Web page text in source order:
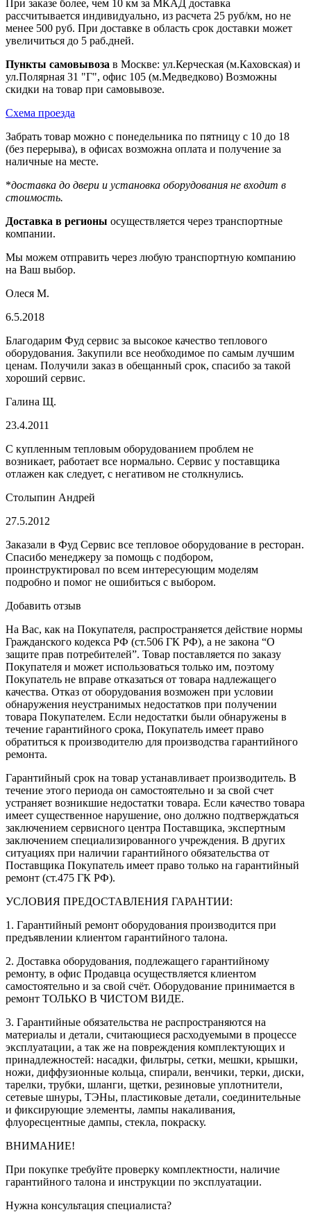
При заказе более, чем 10 км за МКАД доставка
рассчитывается индивидуально, из расчета 25 руб/км, но не
менее 500 руб. При доставке в область срок доставки может
увеличиться до 5 раб.дней.
Пункты самовывоза в Москве: ул.Керческая (м.Каховская) и
ул.Полярная 31 "Г", офис 105 (м.Медведково) Возможны
скидки на товар при самовывозе.
Схема проезда
Забрать товар можно с понедельника по пятницу с 10 до 18
(без перерыва), в офисах возможна оплата и получение за
наличные на месте.
*доставка до двери и установка оборудования не входит в
стоимость.
Доставка в регионы осуществляется через транспортные
компании.
Мы можем отправить через любую транспортную компанию
на Ваш выбор.
Олеся М.
6.5.2018
Благодарим Фуд сервис за высокое качество теплового
оборудования. Закупили все необходимое по самым лучшим
ценам. Получили заказ в обещанный срок, спасибо за такой
хороший сервис.
Галина Щ.
23.4.2011
С купленным тепловым оборудованием проблем не
возникает, работает все нормально. Сервис у поставщика
отлажен как следует, с негативом не столкнулись.
Столыпин Андрей
27.5.2012
Заказали в Фуд Сервис все тепловое оборудование в ресторан.
Спасибо менеджеру за помощь с подбором,
проинструктировал по всем интересующим моделям
подробно и помог не ошибиться с выбором.
Добавить отзыв
На Вас, как на Покупателя, распространяется действие нормы
Гражданского кодекса РФ (ст.506 ГК РФ), а не закона “О
защите прав потребителей”. Товар поставляется по заказу
Покупателя и может использоваться только им, поэтому
Покупатель не вправе отказаться от товара надлежащего
качества. Отказ от оборудования возможен при условии
обнаружения неустранимых недостатков при получении
товара Покупателем. Если недостатки были обнаружены в
течение гарантийного срока, Покупатель имеет право
обратиться к производителю для производства гарантийного
ремонта.
Гарантийный срок на товар устанавливает производитель. В
течение этого периода он самостоятельно и за свой счет
устраняет возникшие недостатки товара. Если качество товара
имеет существенное нарушение, оно должно подтверждаться
заключением сервисного центра Поставщика, экспертным
заключением специализированного учреждения. В других
ситуациях при наличии гарантийного обязательства от
Поставщика Покупатель имеет право только на гарантийный
ремонт (ст.475 ГК РФ).
УСЛОВИЯ ПРЕДОСТАВЛЕНИЯ ГАРАНТИИ:
1. Гарантийный ремонт оборудования производится при
предъявлении клиентом гарантийного талона.
2. Доставка оборудования, подлежащего гарантийному
ремонту, в офис Продавца осуществляется клиентом
самостоятельно и за свой счёт. Оборудование принимается в
ремонт ТОЛЬКО В ЧИСТОМ ВИДЕ.
3. Гарантийные обязательства не распространяются на
материалы и детали, считающиеся расходуемыми в процессе
эксплуатации, а так же на повреждения комплектующих и
принадлежностей: насадки, фильтры, сетки, мешки, крышки,
ножи, диффузионные кольца, спирали, венчики, терки, диски,
тарелки, трубки, шланги, щетки, резиновые уплотнители,
сетевые шнуры, ТЭНы, пластиковые детали, соединительные
и фиксирующие элементы, лампы накаливания,
флуоресцентные дампы, стекла, покраску.
ВНИМАНИЕ!
При покупке требуйте проверку комплектности, наличие
гарантийного талона и инструкции по эксплуатации.
Нужна консультация специалиста?